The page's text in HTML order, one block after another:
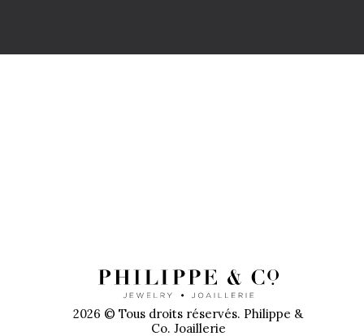
2026 © Tous droits réservés. Philippe &
Co. Joaillerie